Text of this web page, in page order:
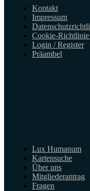
Kontakt
Impressum
Cookie-
Login / Register
Präambel
Lux Humanum
Kartensuche
Über uns
Mitgliederantrag
Fragen